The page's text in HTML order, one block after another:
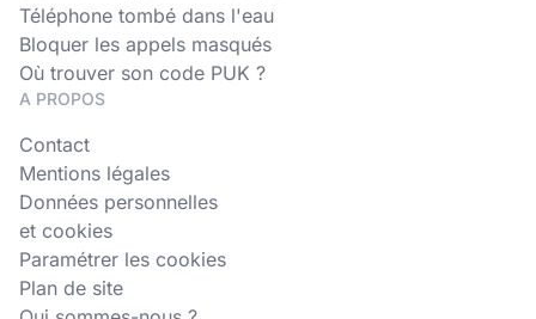
Téléphone tombé dans l'eau
Bloquer les appels masqués
Où trouver son code PUK ?
A PROPOS
Contact
Mentions légales
Données personnelles
et cookies
Paramétrer les cookies
Plan de site